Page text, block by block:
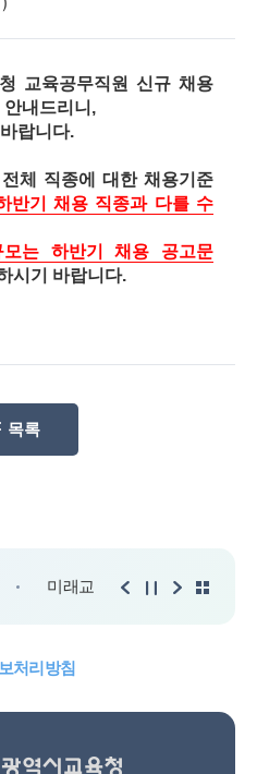
교육공무직원 신규 채용
내드리니 ,
랍니다.
체 직종에 대한 채용기준
반기 채용 직종과 다를 수
는 하반기 채용 공고문
시기 바랍니다.
목록
미래교육원 교육정책
처리방침